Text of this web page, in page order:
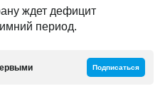
ждет дефицит
период.
Подписаться